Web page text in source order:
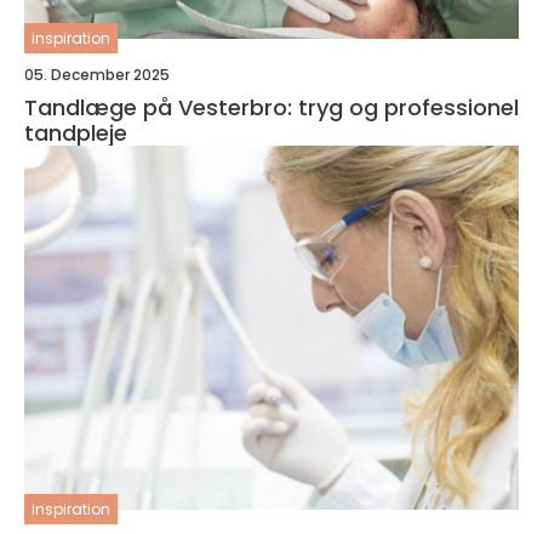
inspiration
05. December 2025
Tandlæge på Vesterbro: tryg og professionel
tandpleje
inspiration